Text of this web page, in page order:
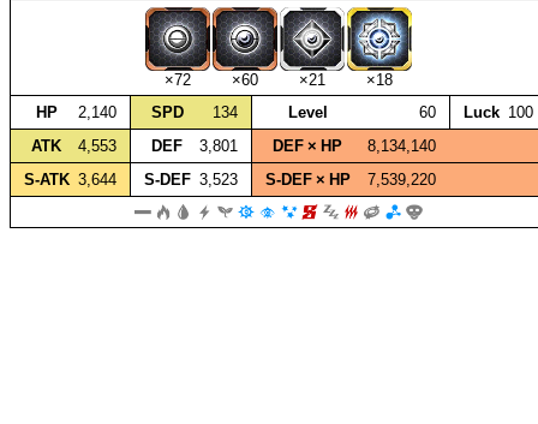
×72 ×60 ×21
×18
HP
2,140 SPD 134 Level 60 Luck 100
ATK
4,553 DEF 3,801 DEF × HP
8,134,140
S‑ATK 3,644 S‑DEF 3,523 S‑DEF × HP 7,539,220